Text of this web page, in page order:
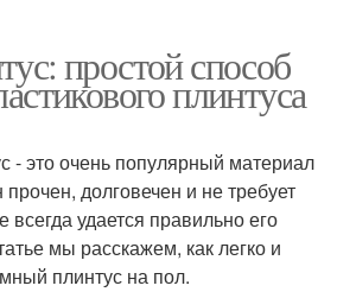
простой способ
плинтуса
- это очень популярный материал
долговечен и не требует
удается правильно его
мы расскажем, как легко и
плинтус на пол.